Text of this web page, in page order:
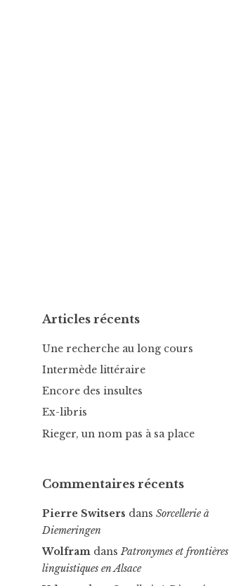
Articles récents
Une recherche au long cours
Intermède littéraire
Encore des insultes
Ex-libris
Rieger, un nom pas à sa place
Commentaires récents
Pierre Switsers dans Sorcellerie à
Diemeringen
Wolframdans Patronymes et frontières
linguistiques en Alsace